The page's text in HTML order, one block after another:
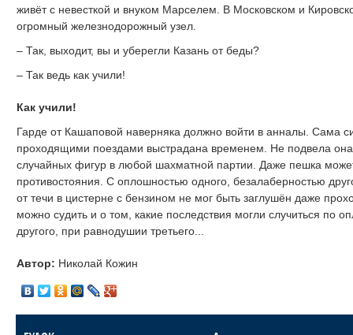
живёт с невесткой и внуком Марселем. В Московском и
огромный железнодорожный узел.
– Так, выходит, вы и уберегли Казань от беды?
– Так ведь как учили!
Как учили!
Гарде от Кашаповой наверняка должно войти в анналы. Сама
проходящими поездами выстрадана временем. Не подвела
случайных фигур в любой шахматной партии. Даже пешка
противостояния. С оплошностью одного, безалаберностью
от течи в цистерне с бензином не мог быть заглушён даже
можно судить и о том, какие последствия могли случиться по
другого, при равнодушии третьего...
Автор: Николай Кожин